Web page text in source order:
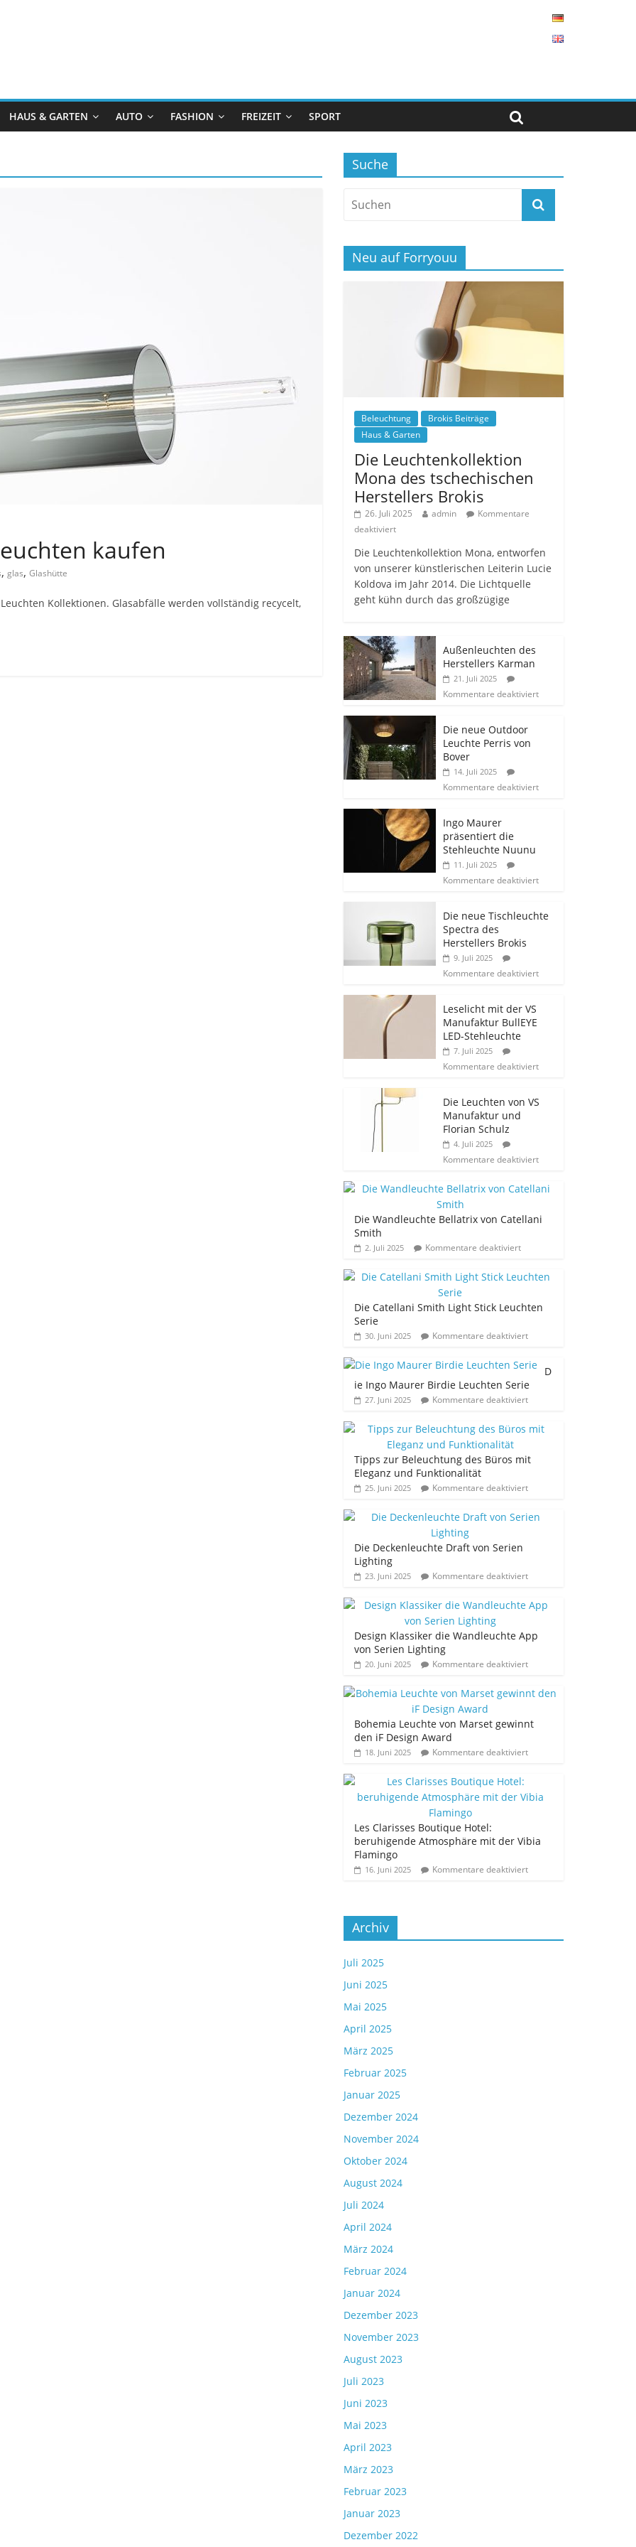
HAUS & GARTEN AUTO FASHION FREIZEIT SPORT
kaufen
, glas, Glashütte
Kollektionen. Glasabfälle werden vollständig recycelt,
Suche
Neu auf Forryouu
Beleuchtung
Brokis Beiträge
Haus & Garten
Die Leuchtenkollektion
Mona des tschechischen
Herstellers Brokis
26. Juli 2025 admin
Kommentare
deaktiviert
Die Leuchtenkollektion Mona, entworfen
von unserer künstlerischen Leiterin Lucie
Koldova im Jahr 2014. Die Lichtquelle
geht kühn durch das großzügige
Außenleuchten des
Herstellers Karman
21. Juli 2025
Kommentare deaktiviert
Die neue Outdoor
Leuchte Perris von
Bover
14. Juli 2025
Kommentare deaktiviert
Ingo Maurer
präsentiert die
Stehleuchte Nuunu
11. Juli 2025
Kommentare deaktiviert
Die neue Tischleuchte
Spectra des
Herstellers Brokis
9. Juli 2025
Kommentare deaktiviert
Leselicht mit der VS
Manufaktur BullEYE
LED-Stehleuchte
7. Juli 2025
Kommentare deaktiviert
Die Leuchten von VS
Manufaktur und
Florian Schulz
4. Juli 2025
Kommentare deaktiviert
Die Wandleuchte Bellatrix von Catellani
Smith
2. Juli 2025 Kommentare deaktiviert
Die Catellani Smith Light Stick Leuchten
Serie
30. Juni 2025 Kommentare deaktiviert
D
ie Ingo Maurer Birdie Leuchten Serie
27. Juni 2025 Kommentare deaktiviert
Tipps zur Beleuchtung des Büros mit
Eleganz und Funktionalität
25. Juni 2025 Kommentare deaktiviert
Die Deckenleuchte Draft von Serien
Lighting
23. Juni 2025 Kommentare deaktiviert
Design Klassiker die Wandleuchte App
von Serien Lighting
20. Juni 2025 Kommentare deaktiviert
Bohemia Leuchte von Marset gewinnt
den iF Design Award
18. Juni 2025 Kommentare deaktiviert
Les Clarisses Boutique Hotel:
beruhigende Atmosphäre mit der Vibia
Flamingo
16. Juni 2025 Kommentare deaktiviert
Archiv
Juli 2025
Juni 2025
Mai 2025
April 2025
März 2025
Februar 2025
Januar 2025
Dezember 2024
November 2024
Oktober 2024
August 2024
Juli 2024
April 2024
März 2024
Februar 2024
Januar 2024
Dezember 2023
November 2023
August 2023
Juli 2023
Juni 2023
Mai 2023
April 2023
März 2023
Februar 2023
Januar 2023
Dezember 2022